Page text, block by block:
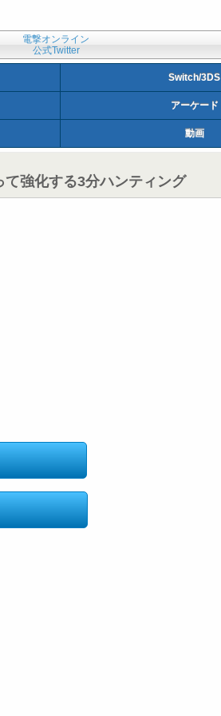
電撃オンライン
公式Twitter
Switch/3DS
アーケード
動画
強化する3分ハンティング